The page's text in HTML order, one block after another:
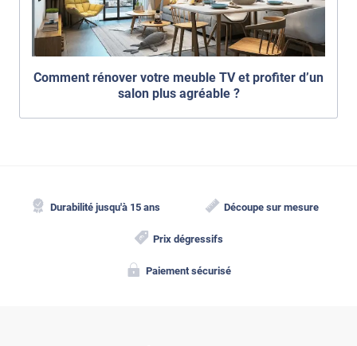
Comment rénover votre meuble TV et profiter d’un
salon plus agréable ?
Durabilité jusqu'à 15 ans Découpe sur mesure
Prix dégressifs
Paiement sécurisé